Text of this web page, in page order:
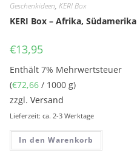
Geschenkideen,KERI Box
KERI Box – Afrika, Südamerika
€13,95
Enthält 7% Mehrwertsteuer
(€72,66 / 1000 g)
zzgl.Versand
Lieferzeit: ca. 2-3 Werktage
In den Warenkorb